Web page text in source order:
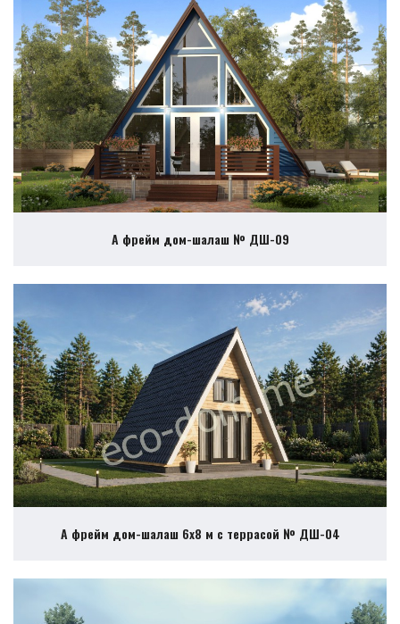
А фрейм дом-шалаш № ДШ-09
А фрейм дом-шалаш 6х8 м с террасой № ДШ-04